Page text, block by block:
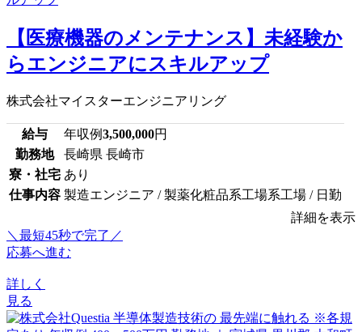
【医療機器のメンテナンス】未経験か
らエンジニアにスキルアップ
株式会社マイスターエンジニアリング
給与 年収例3,500,000円
勤務地
長崎県 長崎市
寮・社宅 あり
仕事内容 製造エンジニア / 製薬化粧品系工場系工場 / 日勤
詳細を表示
＼最短45秒で完了／
応募へ進む
詳しく
見る